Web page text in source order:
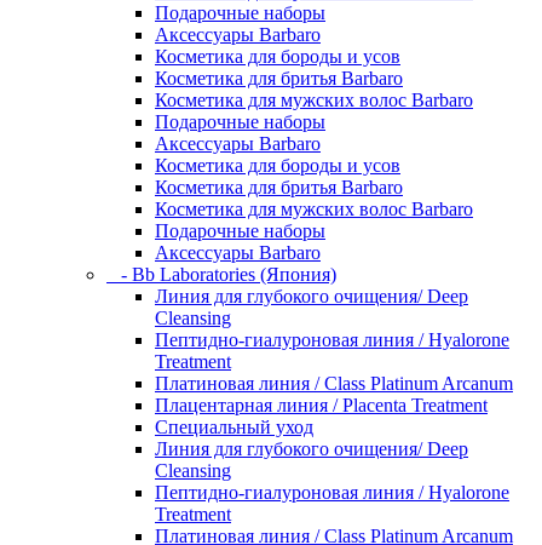
Подарочные наборы
Аксессуары Barbaro
Косметика для бороды и усов
Косметика для бритья Barbaro
Косметика для мужских волос Barbaro
Подарочные наборы
Аксессуары Barbaro
Косметика для бороды и усов
Косметика для бритья Barbaro
Косметика для мужских волос Barbaro
Подарочные наборы
Аксессуары Barbaro
- Bb Laboratories (Япония)
Линия для глубокого очищения/ Deep
Cleansing
Пептидно-гиалуроновая линия / Hyalorone
Treatment
Платиновая линия / Class Platinum Arcanum
Плацентарная линия / Placenta Treatment
Специальный уход
Линия для глубокого очищения/ Deep
Cleansing
Пептидно-гиалуроновая линия / Hyalorone
Treatment
Платиновая линия / Class Platinum Arcanum